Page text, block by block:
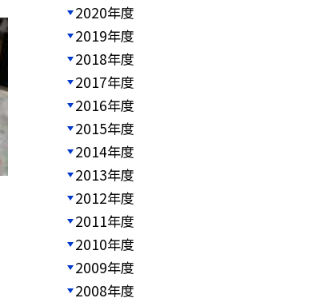
2020年度
2019年度
2018年度
2017年度
2016年度
2015年度
2014年度
2013年度
2012年度
2011年度
2010年度
2009年度
2008年度